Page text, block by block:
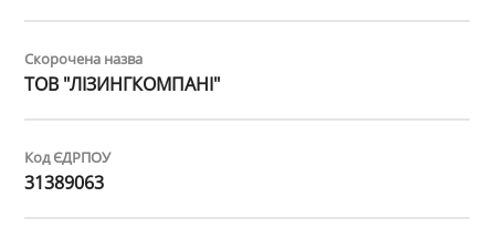
Скорочена назва
ТОВ "ЛІЗИНГКОМПАНІ"
Код ЄДРПОУ
31389063